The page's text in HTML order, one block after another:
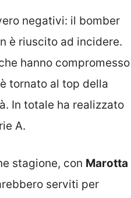
negativi: il bomber
è riuscito ad incidere.
hanno compromesso
tornato al top della
In totale ha realizzato
A.
stagione, con Marotta
serviti per